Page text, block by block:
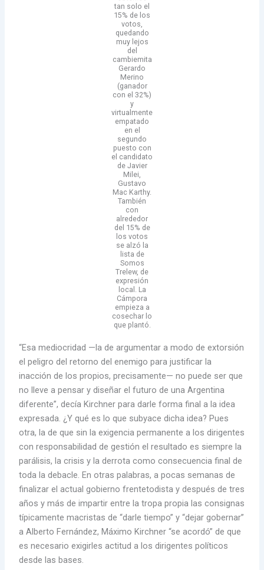
tan solo el
15% de los
votos,
quedando
muy lejos
del
cambiemita
Gerardo
Merino
(ganador
con el 32%)
y
virtualmente
empatado
en el
segundo
puesto con
el candidato
de Javier
Milei,
Gustavo
Mac Karthy.
También
con
alrededor
del 15% de
los votos
se alzó la
lista de
Somos
Trelew, de
expresión
local. La
Cámpora
empieza a
cosechar lo
que plantó.
“Esa mediocridad —la de argumentar a modo de extorsión
el peligro del retorno del enemigo para justificar la
inacción de los propios, precisamente— no puede ser que
no lleve a pensar y diseñar el futuro de una Argentina
diferente”, decía Kirchner para darle forma final a la idea
expresada. ¿Y qué es lo que subyace dicha idea? Pues
otra, la de que sin la exigencia permanente a los dirigentes
con responsabilidad de gestión el resultado es siempre la
parálisis, la crisis y la derrota como consecuencia final de
toda la debacle. En otras palabras, a pocas semanas de
finalizar el actual gobierno frentetodista y después de tres
años y más de impartir entre la tropa propia las consignas
típicamente macristas de “darle tiempo” y “dejar gobernar”
a Alberto Fernández, Máximo Kirchner “se acordó” de que
es necesario exigirles actitud a los dirigentes políticos
desde las bases.